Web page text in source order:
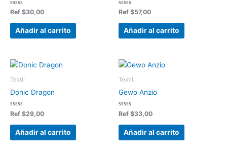
Valorado
0
Ref $30,00
Añadir al carrito
Valorado
0
Ref $57,00
Añadir al carrito
Textil
Donic Dragon
Valorado
en
0
Ref $29,00
Añadir al carrito
Textil
Gewo Anzio
Valorado
en
0
Ref $33,00
Añadir al carrito